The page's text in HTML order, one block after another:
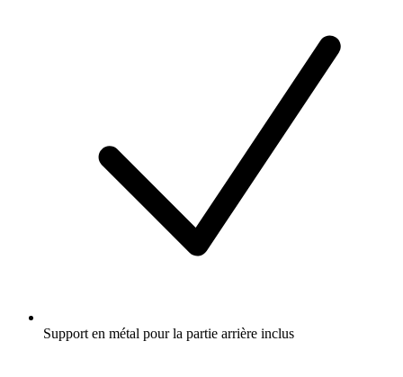
Support en métal pour la partie arrière inclus